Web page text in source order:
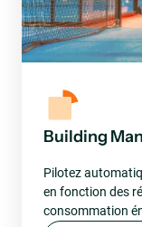
Building
Pilotez
en fonction des
consommation